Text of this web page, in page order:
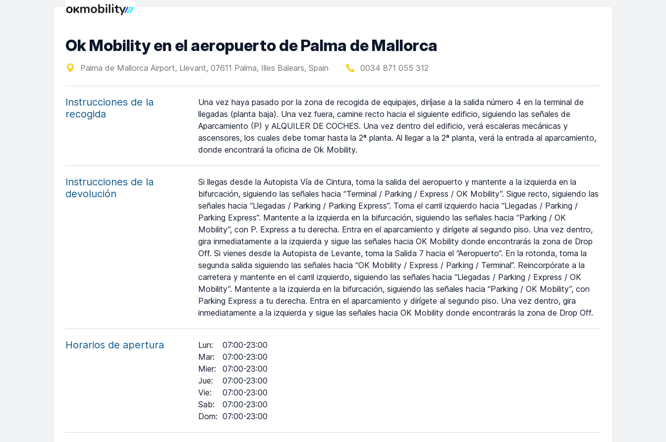
Ok Mobility en el aeropuerto de Palma de Mallorca
Palma de Mallorca Airport, Llevant, 07611 Palma, Illes Balears, Spain 0034 871 055 312
Instrucciones de la
recogida
Una vez haya pasado por la zona de recogida de equipajes, diríjase a la salida número 4 en la terminal de
llegadas (planta baja). Una vez fuera, camine recto hacia el siguiente edificio, siguiendo las señales de
Aparcamiento (P) y ALQUILER DE COCHES. Una vez dentro del edificio, verá escaleras mecánicas y
ascensores, los cuales debe tomar hasta la 2ª planta. Al llegar a la 2ª planta, verá la entrada al aparcamiento,
donde encontrará la oficina de Ok Mobility.
Instrucciones de la
devolución
Si llegas desde la Autopista Vía de Cintura, toma la salida del aeropuerto y mantente a la izquierda en la
bifurcación, siguiendo las señales hacia “Terminal / Parking / Express / OK Mobility”. Sigue recto, siguiendo las
señales hacia “Llegadas / Parking / Parking Express”. Toma el carril izquierdo hacia “Llegadas / Parking /
Parking Express”. Mantente a la izquierda en la bifurcación, siguiendo las señales hacia “Parking / OK
Mobility”, con P. Express a tu derecha. Entra en el aparcamiento y dirígete al segundo piso. Una vez dentro,
gira inmediatamente a la izquierda y sigue las señales hacia OK Mobility donde encontrarás la zona de Drop
Off. Si vienes desde la Autopista de Levante, toma la Salida 7 hacia el “Aeropuerto”. En la rotonda, toma la
segunda salida siguiendo las señales hacia “OK Mobility / Express / Parking / Terminal”. Reincorpórate a la
carretera y mantente en el carril izquierdo, siguiendo las señales hacia “Llegadas / Parking / Express / OK
Mobility”. Mantente a la izquierda en la bifurcación, siguiendo las señales hacia “Parking / OK Mobility”, con
Parking Express a tu derecha. Entra en el aparcamiento y dirígete al segundo piso. Una vez dentro, gira
inmediatamente a la izquierda y sigue las señales hacia OK Mobility donde encontrarás la zona de Drop Off.
Horarios de apertura Lun:
07:00-23:00
Mar:
07:00-23:00
Mier:
07:00-23:00
Jue:
07:00-23:00
Vie:
07:00-23:00
Sab:
07:00-23:00
Dom: 07:00-23:00